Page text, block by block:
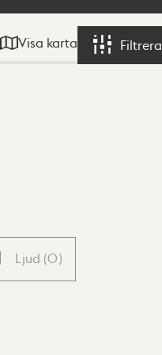
Visa karta Filtrera
Ljud (0)